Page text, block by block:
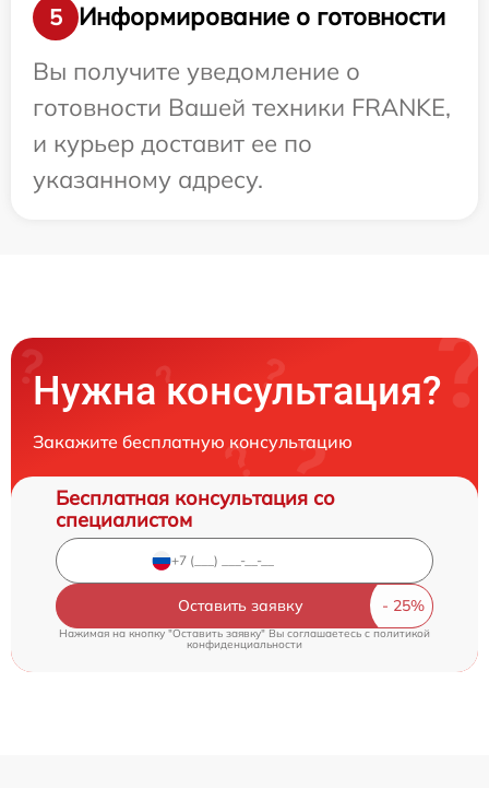
5
Информирование о готовности
Вы получите уведомление о
готовности Вашей техники FRANKE,
и курьер доставит ее по
указанному адресу.
Нужна консультация?
Закажите бесплатную консультацию
Бесплатная консультация со
специалистом
Оставить заявку
Нажимая на кнопку "Оставить заявку" Вы соглашаетесь cполитикой
конфиденциальности